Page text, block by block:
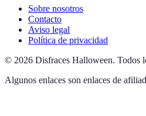
Sobre nosotros
Contacto
Aviso legal
Política de privacidad
© 2026 Disfraces Halloween. Todos
Algunos enlaces son enlaces de